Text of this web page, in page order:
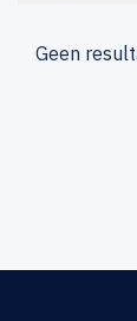
Geen